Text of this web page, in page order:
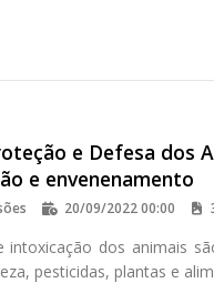
e Defesa dos
e envenenamento
20/09/2022 00:00
intoxicação dos animais
pesticidas, plantas e